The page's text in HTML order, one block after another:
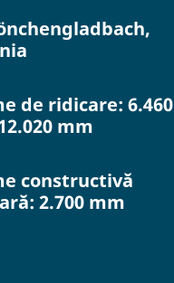
de ridicare: 6.460
mm
constructivă
2.700 mm